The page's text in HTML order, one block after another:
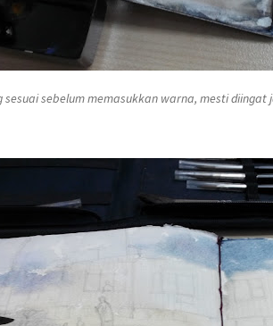
sebelum memasukkan warna, mesti